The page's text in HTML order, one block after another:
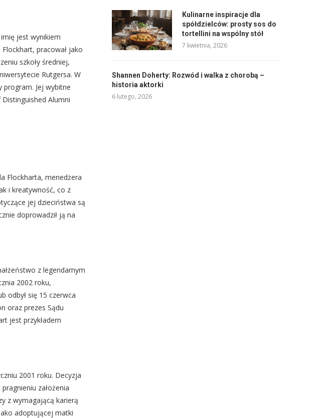
jest wynikiem
pracował jako
szkoły średniej,
Rutgersa. W
program. Jej wybitne
Alumni
Flockharta, menedżera
i kreatywność, co z
jej dzieciństwa są
doprowadził ją na
z legendarnym
2002 roku,
odbył się 15 czerwca
oraz prezes Sądu
jest przykładem
2001 roku. Decyzja
założenia
z wymagającą karierą
adoptującej matki
Kulinarne inspiracje dla
spółdzielców: prosty sos do
tortellini na wspólny stół
7 kwietnia, 2026
Shannen Doherty: Rozwód i walka z chorobą –
historia aktorki
6 lutego, 2026